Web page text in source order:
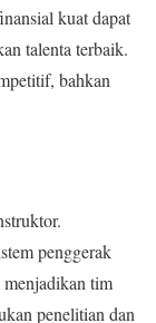
kuat dapat
talenta terbaik.
bahkan
penggerak
menjadikan tim
penelitian dan